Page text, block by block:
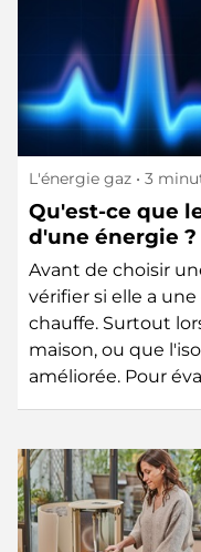
L'énergie gaz • 3
Qu'est-ce que
d'une énergie ?
Avant de choisir
vérifier si elle a
chauffe. Surtout
maison, ou que
améliorée. Pour